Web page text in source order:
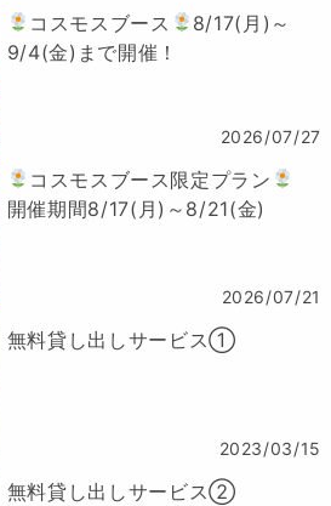
コスモスブース
8/17(月)～
9/4(金)まで開催！
2026/07/27
コスモスブース限定プラン
開催期間8/17(月)～8/21(金)
2026/07/21
無料貸し出しサービス①
2023/03/15
無料貸し出しサービス②